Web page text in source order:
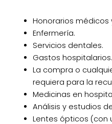
Honorarios médicos
Enfermería.
Servicios dentales.
Gastos hospitalarios.
La compra o
requiera para la
Medicinas en
Análisis y estudios
Lentes ópticos (con